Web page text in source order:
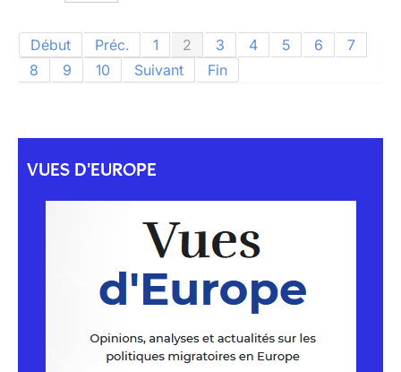
Début Préc. 1 2 3 4 5 6
7
8
9 10 Suivant Fin
VUES D'EUROPE